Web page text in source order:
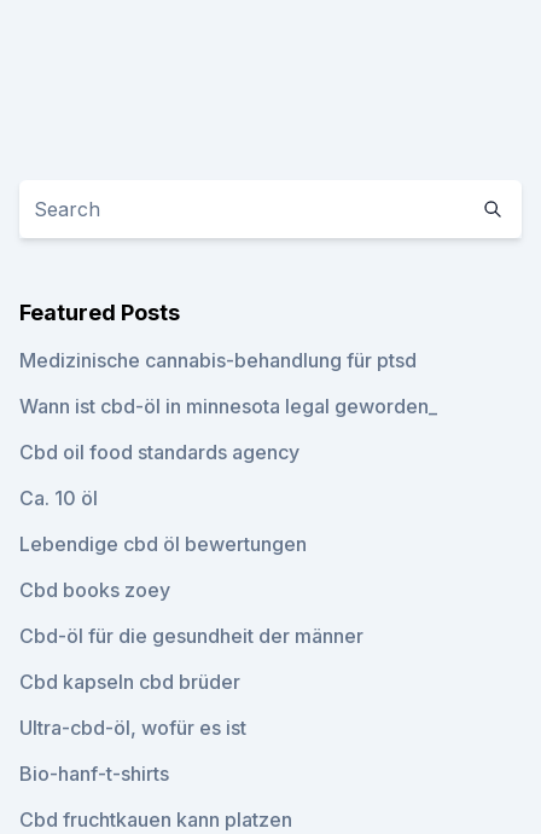
Featured Posts
Medizinische cannabis-behandlung für ptsd
Wann ist cbd-öl in minnesota legal geworden_
Cbd oil food standards agency
Ca. 10 öl
Lebendige cbd öl bewertungen
Cbd books zoey
Cbd-öl für die gesundheit der männer
Cbd kapseln cbd brüder
Ultra-cbd-öl, wofür es ist
Bio-hanf-t-shirts
Cbd fruchtkauen kann platzen